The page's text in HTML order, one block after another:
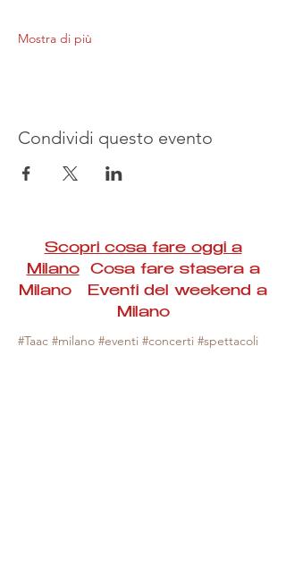
Mostra di più
Condividi questo evento
Scopri cosa fare oggi a
MilanoCosa fare stasera a
Milano Eventi del weekend a
Milano
#Taac #milano #eventi #concerti #spettacoli